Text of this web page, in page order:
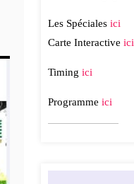
Les Spéciales ici
Carte Interactive ici
Timing ici
Programme ici